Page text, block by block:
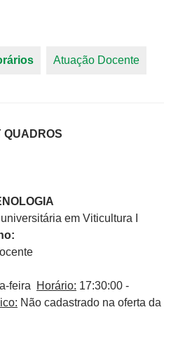
(aba ativa)
Atuação Docente
QUADROS
em Viticultura I
feira Horário: 17:30:00 -
Não cadastrado na oferta da